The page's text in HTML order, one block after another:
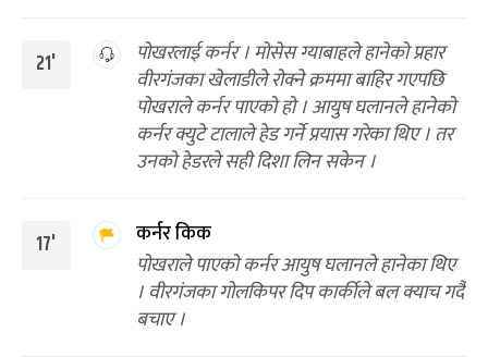
21'
पोखरलाई कर्नर । मोसेस ग्याबाहले हानेको प्रहार
वीरगंजका खेलाडीले रोक्ने क्रममा बाहिर गएपछि
पोखराले कर्नर पाएको हो । आयुष घलानले हानेको
कर्नर क्युटे टालाले हेड गर्ने प्रयास गरेका थिए । तर
उनको हेडरले सही दिशा लिन सकेन ।
17'
कर्नर किक
पोखराले पाएको कर्नर आयुष घलानले हानेका थिए
। वीरगंजका गोलकिपर दिप कार्कीले बल क्याच गर्दै
बचाए ।